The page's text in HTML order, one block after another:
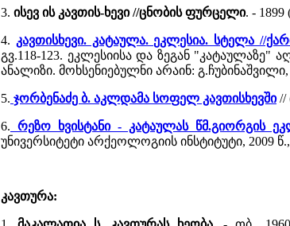
3. ისევ ის კავთის-ხევი //ცნობის ფურცელი. - 1899
4. კავთისხევი. კატაულა. ეკლესია. სტელა //
გვ.118-123. ეკლესიისა და ზეგან
ანალიზი. მოხსენიებულნი არაინ:
5. ჯორბენაძე ბ. აკლდამა სოფელ კავთისხევში//
6. რეზო ხვისტანი - კატაულას წმ.გიორგის
უნივერსიტეტი არქეოლოგიის ინსტიტუტი, 2009
კავთურა: